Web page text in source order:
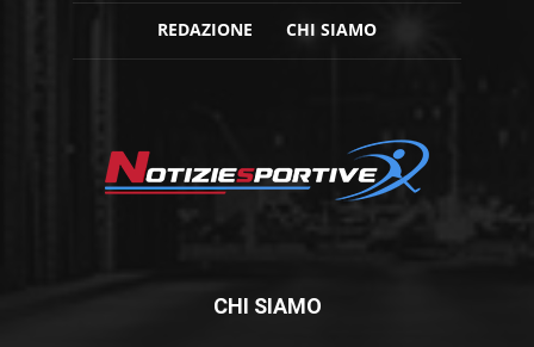
REDAZIONE CHI SIAMO
CHI SIAMO